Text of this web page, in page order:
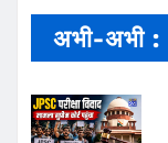
अभी-अभी :